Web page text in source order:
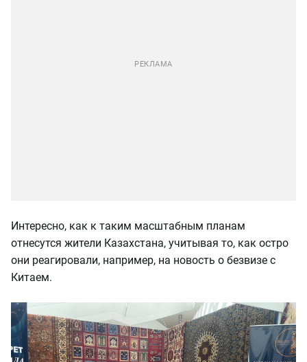
Интересно, как к таким масштабным планам
отнесутся жители Казахстана, учитывая то, как остро
они реагировали, например, на новость о безвизе с
Китаем.